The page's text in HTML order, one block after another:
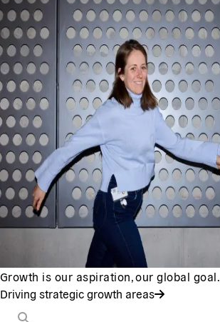
Growth is our aspiration, our global goal.
Driving strategic growth areas